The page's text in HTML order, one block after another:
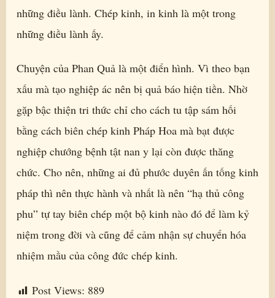
những điều lành. Chép kinh, in kinh là một trong
những điều lành ấy.
Chuyện của Phan Quả là một điển hình. Vì theo bạn
xấu mà tạo nghiệp ác nên bị quả báo hiện tiền. Nhờ
gặp bậc thiện tri thức chỉ cho cách tu tập sám hối
bằng cách biên chép kinh Pháp Hoa mà bạt được
nghiệp chướng bệnh tật nan y lại còn được thăng
chức. Cho nên, những ai đủ phước duyên ấn tống kinh
pháp thì nên thực hành và nhất là nên “hạ thủ công
phu” tự tay biên chép một bộ kinh nào đó để làm kỷ
niệm trong đời và cũng để cảm nhận sự chuyển hóa
nhiệm mầu của công đức chép kinh.
Post Views: 889